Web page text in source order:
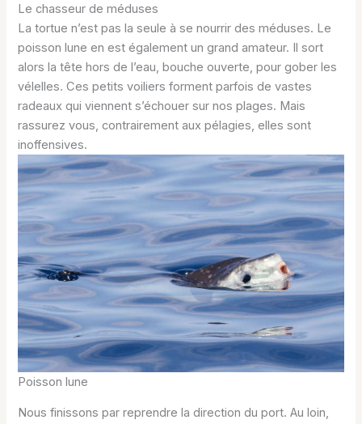
Le chasseur de méduses
La tortue n’est pas la seule à se nourrir des méduses. Le
poisson lune en est également un grand amateur. Il sort
alors la tête hors de l’eau, bouche ouverte, pour gober les
vélelles. Ces petits voiliers forment parfois de vastes
radeaux qui viennent s’échouer sur nos plages. Mais
rassurez vous, contrairement aux pélagies, elles sont
inoffensives.
Poisson lune
Nous finissons par reprendre la direction du port. Au loin,